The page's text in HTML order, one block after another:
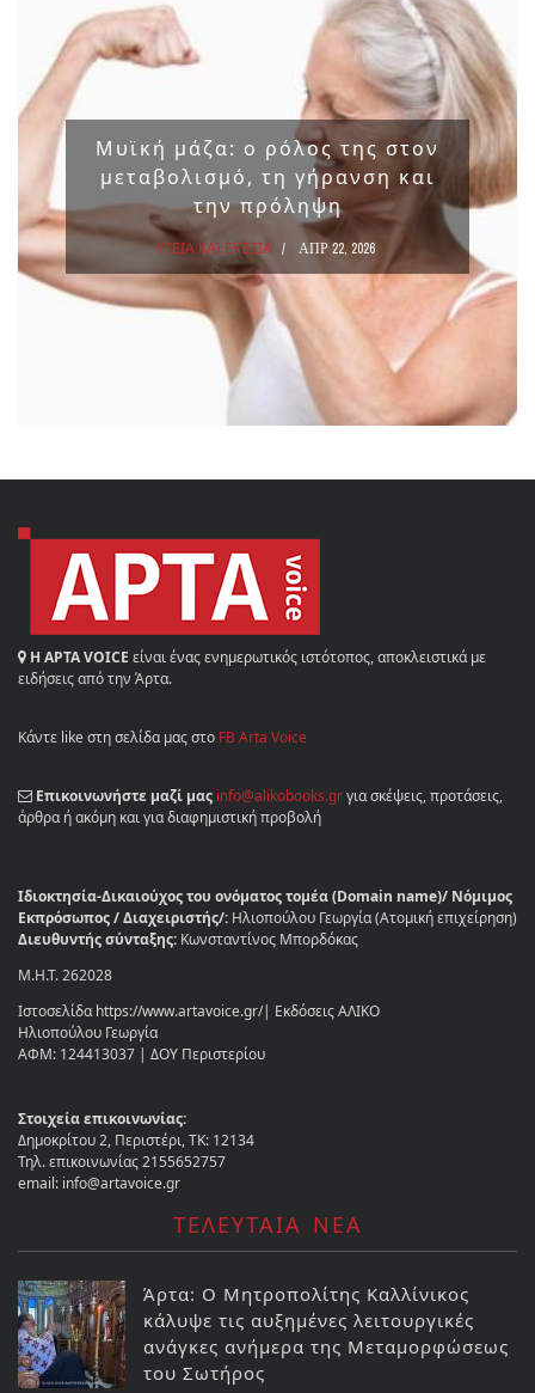
Μυϊκή μάζα: ο ρόλος της στον
μεταβολισμό, τη γήρανση και
την πρόληψη
ΥΓΕΙΑ ΚΑΙ ΕΥΕΞΙΑ ΑΠΡ 22, 2026
Η ΑΡΤΑ VOICE είναι ένας ενημερωτικός ιστότοπος, αποκλειστικά με
ειδήσεις από την Άρτα.
Κάντε like στη σελίδα μας στο FB Arta Voice
Επικοινωνήστε μαζί μας info@alikobooks.grγια σκέψεις, προτάσεις,
άρθρα ή ακόμη και για διαφημιστική προβολή
Ιδιοκτησία-Δικαιούχος του ονόματος τομέα (Domain name)/ Νόμιμος
Εκπρόσωπος / Διαχειριστής/: Ηλιοπούλου Γεωργία (Ατομική επιχείρηση)
Διευθυντής σύνταξης: Κωνσταντίνος Μπορδόκας
Μ.Η.Τ. 262028
Ιστοσελίδα https://www.artavoice.gr/| Εκδόσεις ΑΛΙΚΟ
Ηλιοπούλου Γεωργία
ΑΦΜ: 124413037 | ΔΟΥ Περιστερίου
Στοιχεία επικοινωνίας:
Δημοκρίτου 2, Περιστέρι, ΤΚ: 12134
Τηλ. επικοινωνίας 2155652757
email: info@artavoice.gr
ΤΕΛΕΥΤΑΙΑ ΝΕΑ
Άρτα: Ο Μητροπολίτης Καλλίνικος
κάλυψε τις αυξημένες λειτουργικές
ανάγκες ανήμερα της Μεταμορφώσεως
του Σωτήρος